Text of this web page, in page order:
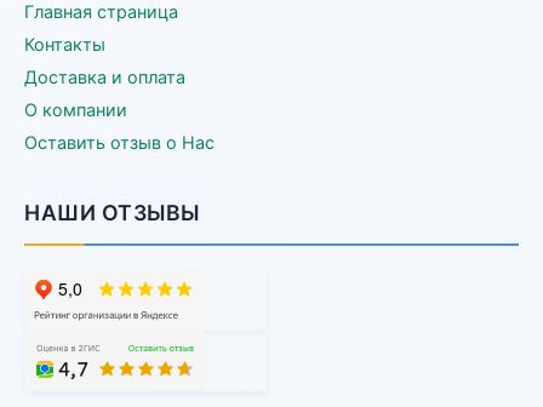
Главная страница
Контакты
Доставка и оплата
О компании
Оставить отзыв о Нас
НАШИ ОТЗЫВЫ